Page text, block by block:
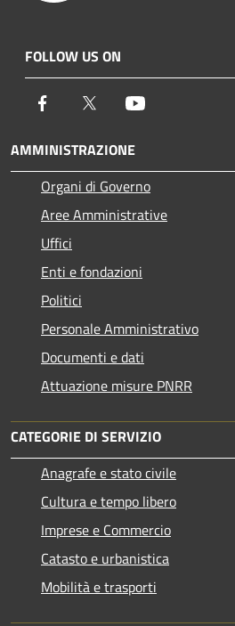
FOLLOW US ON
Facebook Twitter
AMMINISTRAZIONE
Organi di Governo
Aree Amministrative
Uffici
Enti e fondazioni
Politici
Personale Amministrativo
Documenti e dati
Attuazione misure PNRR
CATEGORIE DI SERVIZIO
Anagrafe e stato civile
Cultura e tempo libero
Imprese e Commercio
Catasto e urbanistica
Mobilità e trasporti